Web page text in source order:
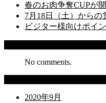
春のお肉争奪CUPが
7月18日（土）からの
ビジター様向けポイ
No comments.
2020年9月